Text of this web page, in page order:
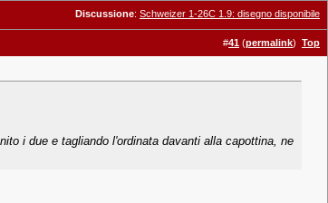
Discussione: Schweizer 1-26C 1.9: disegno disponibile
#41 (permalink) Top
i due e tagliando l'ordinata davanti alla capottina, ne